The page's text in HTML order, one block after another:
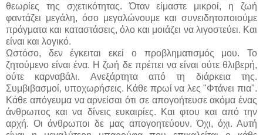
θεωρίες της σχετικότητας. Όταν είμαστε μικροί, η ζωή
φαντάζει μεγάλη, όσο μεγαλώνουμε και συνειδητοποιούμε
πράγματα και καταστάσεις, όλο και μοιάζει να λιγοστεύει. Και
είναι και λογικό.
Ωστόσο, δεν έγκειται εκεί ο προβληματισμός μου. Το
ζητούμενο είναι ένα. Η ζωή δε πρέπει να είναι ούτε θλιβερή,
ούτε καρναβάλι. Ανεξάρτητα από τη διάρκεια της.
Συμβιβασμοί, υποχωρήσεις. Κάθε πρωί να λες "Φτάνει πια".
Κάθε απόγευμα να αρνείσαι ότι σε απογοήτευσε ακόμα ένας
άνθρωπος και να δίνεις ευκαιρίες. Και φτου και από την
αρχή. Οι άνθρωποι δε μας απογοητεύουν. Όχι, όχι. Αυτή